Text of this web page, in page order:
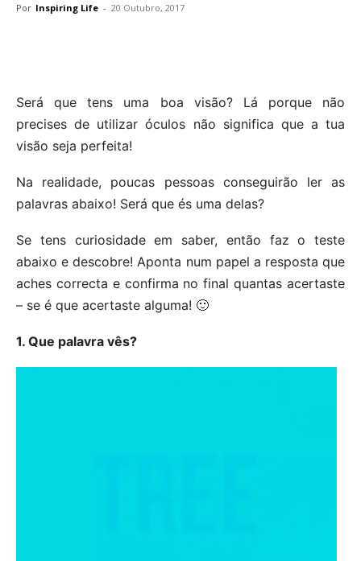
Por Inspiring Life - 20 Outubro, 2017
Será que tens uma boa visão? Lá porque não
precises de utilizar óculos não significa que a tua
visão seja perfeita!
Na realidade, poucas pessoas conseguirão ler as
palavras abaixo! Será que és uma delas?
Se tens curiosidade em saber, então faz o teste
abaixo e descobre! Aponta num papel a resposta que
aches correcta e confirma no final quantas acertaste
– se é que acertaste alguma! 🙂
1. Que palavra vês?